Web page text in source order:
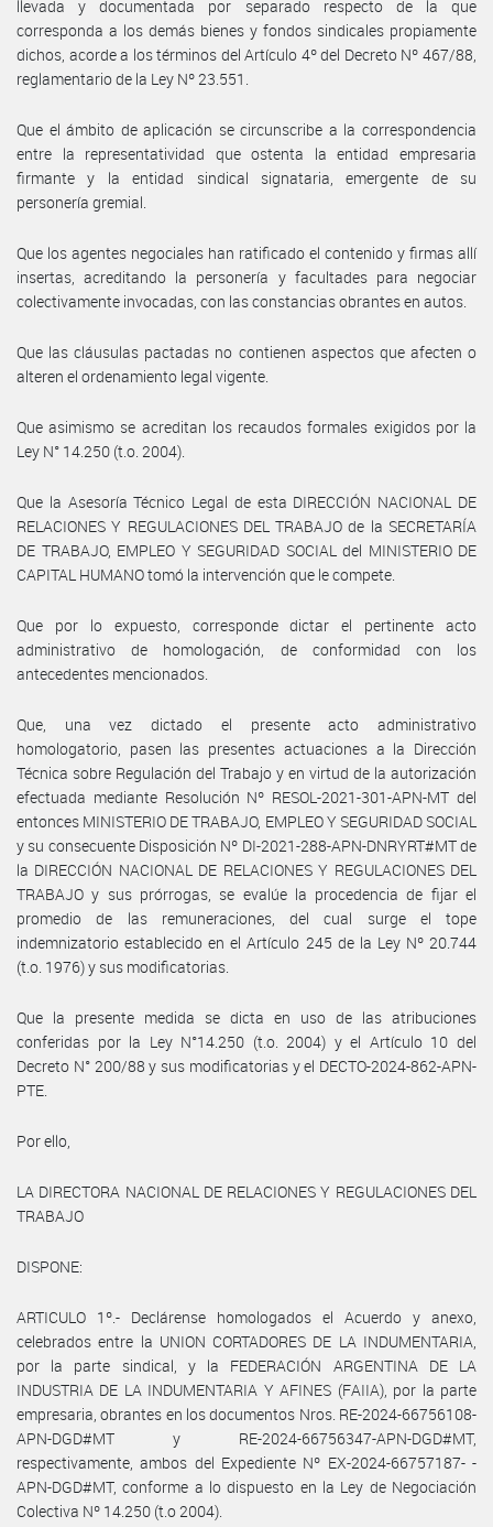
llevada y documentada por separado respecto de la que
corresponda a los demás bienes y fondos sindicales propiamente
dichos, acorde a los términos del Artículo 4º del Decreto Nº 467/88,
reglamentario de la Ley Nº 23.551.
Que el ámbito de aplicación se circunscribe a la correspondencia
entre la representatividad que ostenta la entidad empresaria
firmante y la entidad sindical signataria, emergente de su
personería gremial.
Que los agentes negociales han ratificado el contenido y firmas allí
insertas, acreditando la personería y facultades para negociar
colectivamente invocadas, con las constancias obrantes en autos.
Que las cláusulas pactadas no contienen aspectos que afecten o
alteren el ordenamiento legal vigente.
Que asimismo se acreditan los recaudos formales exigidos por la
Ley N° 14.250 (t.o. 2004).
Que la Asesoría Técnico Legal de esta DIRECCIÓN NACIONAL DE
RELACIONES Y REGULACIONES DEL TRABAJO de la SECRETARÍA
DE TRABAJO, EMPLEO Y SEGURIDAD SOCIAL del MINISTERIO DE
CAPITAL HUMANO tomó la intervención que le compete.
Que por lo expuesto, corresponde dictar el pertinente acto
administrativo de homologación, de conformidad con los
antecedentes mencionados.
Que, una vez dictado el presente acto administrativo
homologatorio, pasen las presentes actuaciones a la Dirección
Técnica sobre Regulación del Trabajo y en virtud de la autorización
efectuada mediante Resolución Nº RESOL-2021-301-APN-MT del
entonces MINISTERIO DE TRABAJO, EMPLEO Y SEGURIDAD SOCIAL
y su consecuente Disposición Nº DI-2021-288-APN-DNRYRT#MT de
la DIRECCIÓN NACIONAL DE RELACIONES Y REGULACIONES DEL
TRABAJO y sus prórrogas, se evalúe la procedencia de fijar el
promedio de las remuneraciones, del cual surge el tope
indemnizatorio establecido en el Artículo 245 de la Ley Nº 20.744
(t.o. 1976) y sus modificatorias.
Que la presente medida se dicta en uso de las atribuciones
conferidas por la Ley N°14.250 (t.o. 2004) y el Artículo 10 del
Decreto N° 200/88 y sus modificatorias y el DECTO-2024-862-APN-
PTE.
Por ello,
LA DIRECTORA NACIONAL DE RELACIONES Y REGULACIONES DEL
TRABAJO
DISPONE:
ARTICULO 1º.- Declárense homologados el Acuerdo y anexo,
celebrados entre la UNION CORTADORES DE LA INDUMENTARIA,
por la parte sindical, y la FEDERACIÓN ARGENTINA DE LA
INDUSTRIA DE LA INDUMENTARIA Y AFINES (FAIIA), por la parte
empresaria, obrantes en los documentos Nros. RE-2024-66756108-
APN-DGD#MT y RE-2024-66756347-APN-DGD#MT,
respectivamente, ambos del Expediente Nº EX-2024-66757187- -
APN-DGD#MT, conforme a lo dispuesto en la Ley de Negociación
Colectiva Nº 14.250 (t.o 2004).